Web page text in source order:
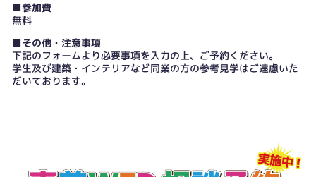
■参加費
無料
■その他・注意事項
下記のフォームより必要事項を入力の上、ご予約ください。
学生及び建築・インテリアなど同業の方の参考見学はご遠慮いた
だいております。